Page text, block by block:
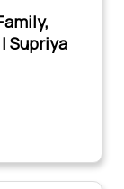
Supriya